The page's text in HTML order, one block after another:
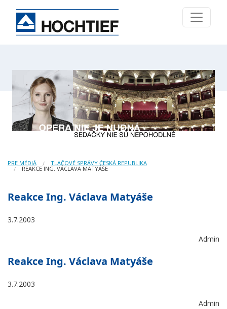
PRE MÉDIÁ TLAČOVÉ SPRÁVY ČESKÁ REPUBLIKA
REAKCE ING. VÁCLAVA MATYÁŠE
Reakce Ing. Václava Matyáše
3.7.2003
Admin
Reakce Ing. Václava Matyáše
3.7.2003
Admin